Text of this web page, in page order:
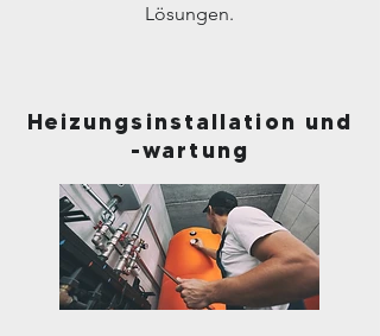
Lösungen.
Heizungsinstallation und
-wartung